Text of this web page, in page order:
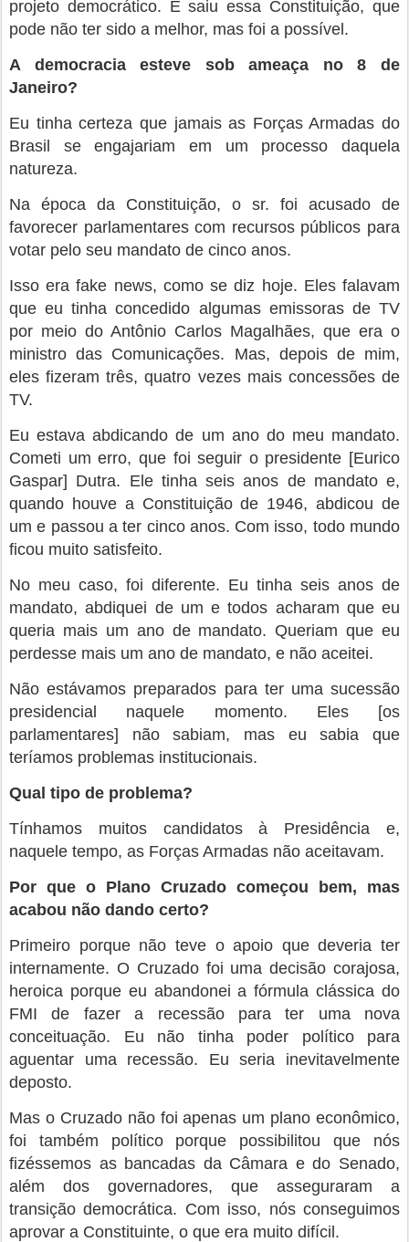
projeto democrático. E saiu essa Constituição, que
pode não ter sido a melhor, mas foi a possível.
A democracia esteve sob ameaça no 8 de
Janeiro?
Eu tinha certeza que jamais as Forças Armadas do
Brasil se engajariam em um processo daquela
natureza.
Na época da Constituição, o sr. foi acusado de
favorecer parlamentares com recursos públicos para
votar pelo seu mandato de cinco anos.
Isso era fake news, como se diz hoje. Eles falavam
que eu tinha concedido algumas emissoras de TV
por meio do Antônio Carlos Magalhães, que era o
ministro das Comunicações. Mas, depois de mim,
eles fizeram três, quatro vezes mais concessões de
TV.
Eu estava abdicando de um ano do meu mandato.
Cometi um erro, que foi seguir o presidente [Eurico
Gaspar] Dutra. Ele tinha seis anos de mandato e,
quando houve a Constituição de 1946, abdicou de
um e passou a ter cinco anos. Com isso, todo mundo
ficou muito satisfeito.
No meu caso, foi diferente. Eu tinha seis anos de
mandato, abdiquei de um e todos acharam que eu
queria mais um ano de mandato. Queriam que eu
perdesse mais um ano de mandato, e não aceitei.
Não estávamos preparados para ter uma sucessão
presidencial naquele momento. Eles [os
parlamentares] não sabiam, mas eu sabia que
teríamos problemas institucionais.
Qual tipo de problema?
Tínhamos muitos candidatos à Presidência e,
naquele tempo, as Forças Armadas não aceitavam.
Por que o Plano Cruzado começou bem, mas
acabou não dando certo?
Primeiro porque não teve o apoio que deveria ter
internamente. O Cruzado foi uma decisão corajosa,
heroica porque eu abandonei a fórmula clássica do
FMI de fazer a recessão para ter uma nova
conceituação. Eu não tinha poder político para
aguentar uma recessão. Eu seria inevitavelmente
deposto.
Mas o Cruzado não foi apenas um plano econômico,
foi também político porque possibilitou que nós
fizéssemos as bancadas da Câmara e do Senado,
além dos governadores, que asseguraram a
transição democrática. Com isso, nós conseguimos
aprovar a Constituinte, o que era muito difícil.